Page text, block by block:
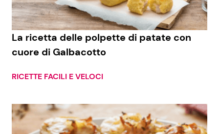
News Spettacolo
Benessere
Mondo Mamma
Cucina e Ricette
Le Ricette in TV
La ricetta delle polpette di patate con
cuore di Galbacotto
RICETTE FACILI E VELOCI